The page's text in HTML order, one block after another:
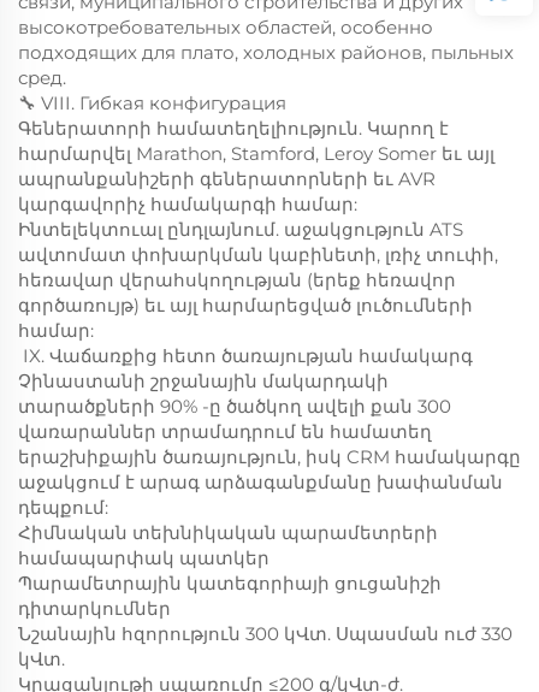
высокотребовательных областей, особенно
подходящих для плато, холодных районов, пыльных
сред.
🔧 VIII. Гибкая конфигурация
Գեներատորի համատեղելիություն. Կարող է
հարմարվել Marathon, Stamford, Leroy Somer եւ այլ
ապրանքանիշերի գեներատորների եւ AVR
կարգավորիչ համակարգի համար:
Ինտելեկտուալ ընդլայնում. աջակցություն ATS
ավտոմատ փոխարկման կաբինետի, լռիչ տուփի,
հեռավար վերահսկողության (երեք հեռավոր
գործառույթ) եւ այլ հարմարեցված լուծումների
համար:
️ IX. Վաճառքից հետո ծառայության համակարգ
Չինաստանի շրջանային մակարդակի
տարածքների 90% -ը ծածկող ավելի քան 300
վառարաններ տրամադրում են համատեղ
երաշխիքային ծառայություն, իսկ CRM համակարգը
աջակցում է արագ արձագանքմանը խափանման
դեպքում:
Հիմնական տեխնիկական պարամետրերի
համապարփակ պատկեր
Պարամետրային կատեգորիայի ցուցանիշի
դիտարկումներ
Նշանային հզորություն 300 կՎտ. Սպասման ուժ 330
կՎտ.
Կրացանյութի սպառումը ≤200 գ/կՎտ-ժ.